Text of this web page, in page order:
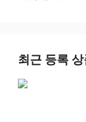
최근 등록